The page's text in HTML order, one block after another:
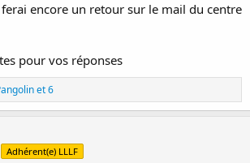
ferai encore un retour sur le mail du centre
pour vos réponses
et 6
Adhérent(e) LLLF